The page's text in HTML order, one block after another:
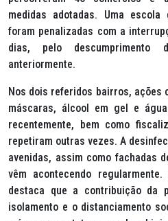
medidas adotadas. Uma
foram penalizadas com a
dias, pelo descumprimento
anteriormente.
Nos dois referidos bairros, ações
máscaras, álcool em gel e
recentemente, bem como
repetiram outras vezes. A
avenidas, assim como fachadas
vêm acontecendo
destaca que a contribuição da
isolamento e o distanciamento